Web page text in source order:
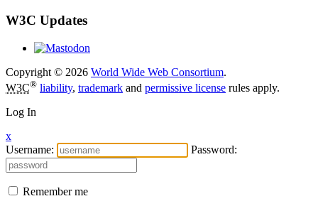
W3C Updates
Copyright © 2026 World Wide Web Consortium.
W3C® liability, trademark and permissive license rules apply.
Log In
x
Username:
Password:
Remember me